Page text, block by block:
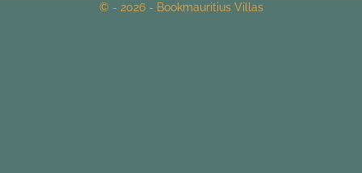
© - 2026 - Bookmauritius Villas